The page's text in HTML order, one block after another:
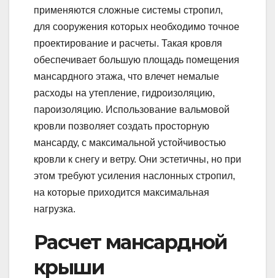
применяются сложные системы стропил,
для сооружения которых необходимо точное
проектирование и расчеты. Такая кровля
обеспечивает большую площадь помещения
мансардного этажа, что влечет немалые
расходы на утепление, гидроизоляцию,
пароизоляцию. Использование вальмовой
кровли позволяет создать просторную
мансарду, с максимальной устойчивостью
кровли к снегу и ветру. Они эстетичны, но при
этом требуют усиления наслонных стропил,
на которые приходится максимальная
нагрузка.
Расчет мансардной
крыши